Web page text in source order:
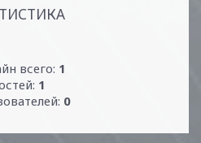
всего: 1
1
0